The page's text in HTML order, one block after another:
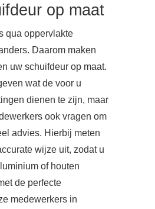
op maat
qua oppervlakte
Daarom maken
uw schuifdeur op maat.
wat de voor u
dienen te zijn, maar
ook vragen om
advies. Hierbij meten
wijze uit, zodat u
of houten
de perfecte
medewerkers in